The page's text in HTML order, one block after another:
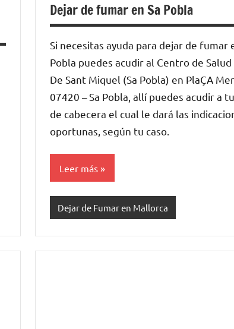
Dejar de fumar en Sa Pobla
Si necesitas ayuda para dejar de fumar
Pobla puedes acudir al Centro de
De Sant Miquel (Sa Pobla) en PlaÇA
07420 – Sa Pobla, allí puedes acudir a
de cabecera el cual le dará las
oportunas, según tu caso.
Leer más
Dejar de Fumar en Mallorca